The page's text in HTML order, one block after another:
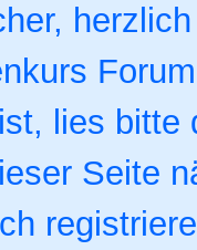
lies bitte
Seite